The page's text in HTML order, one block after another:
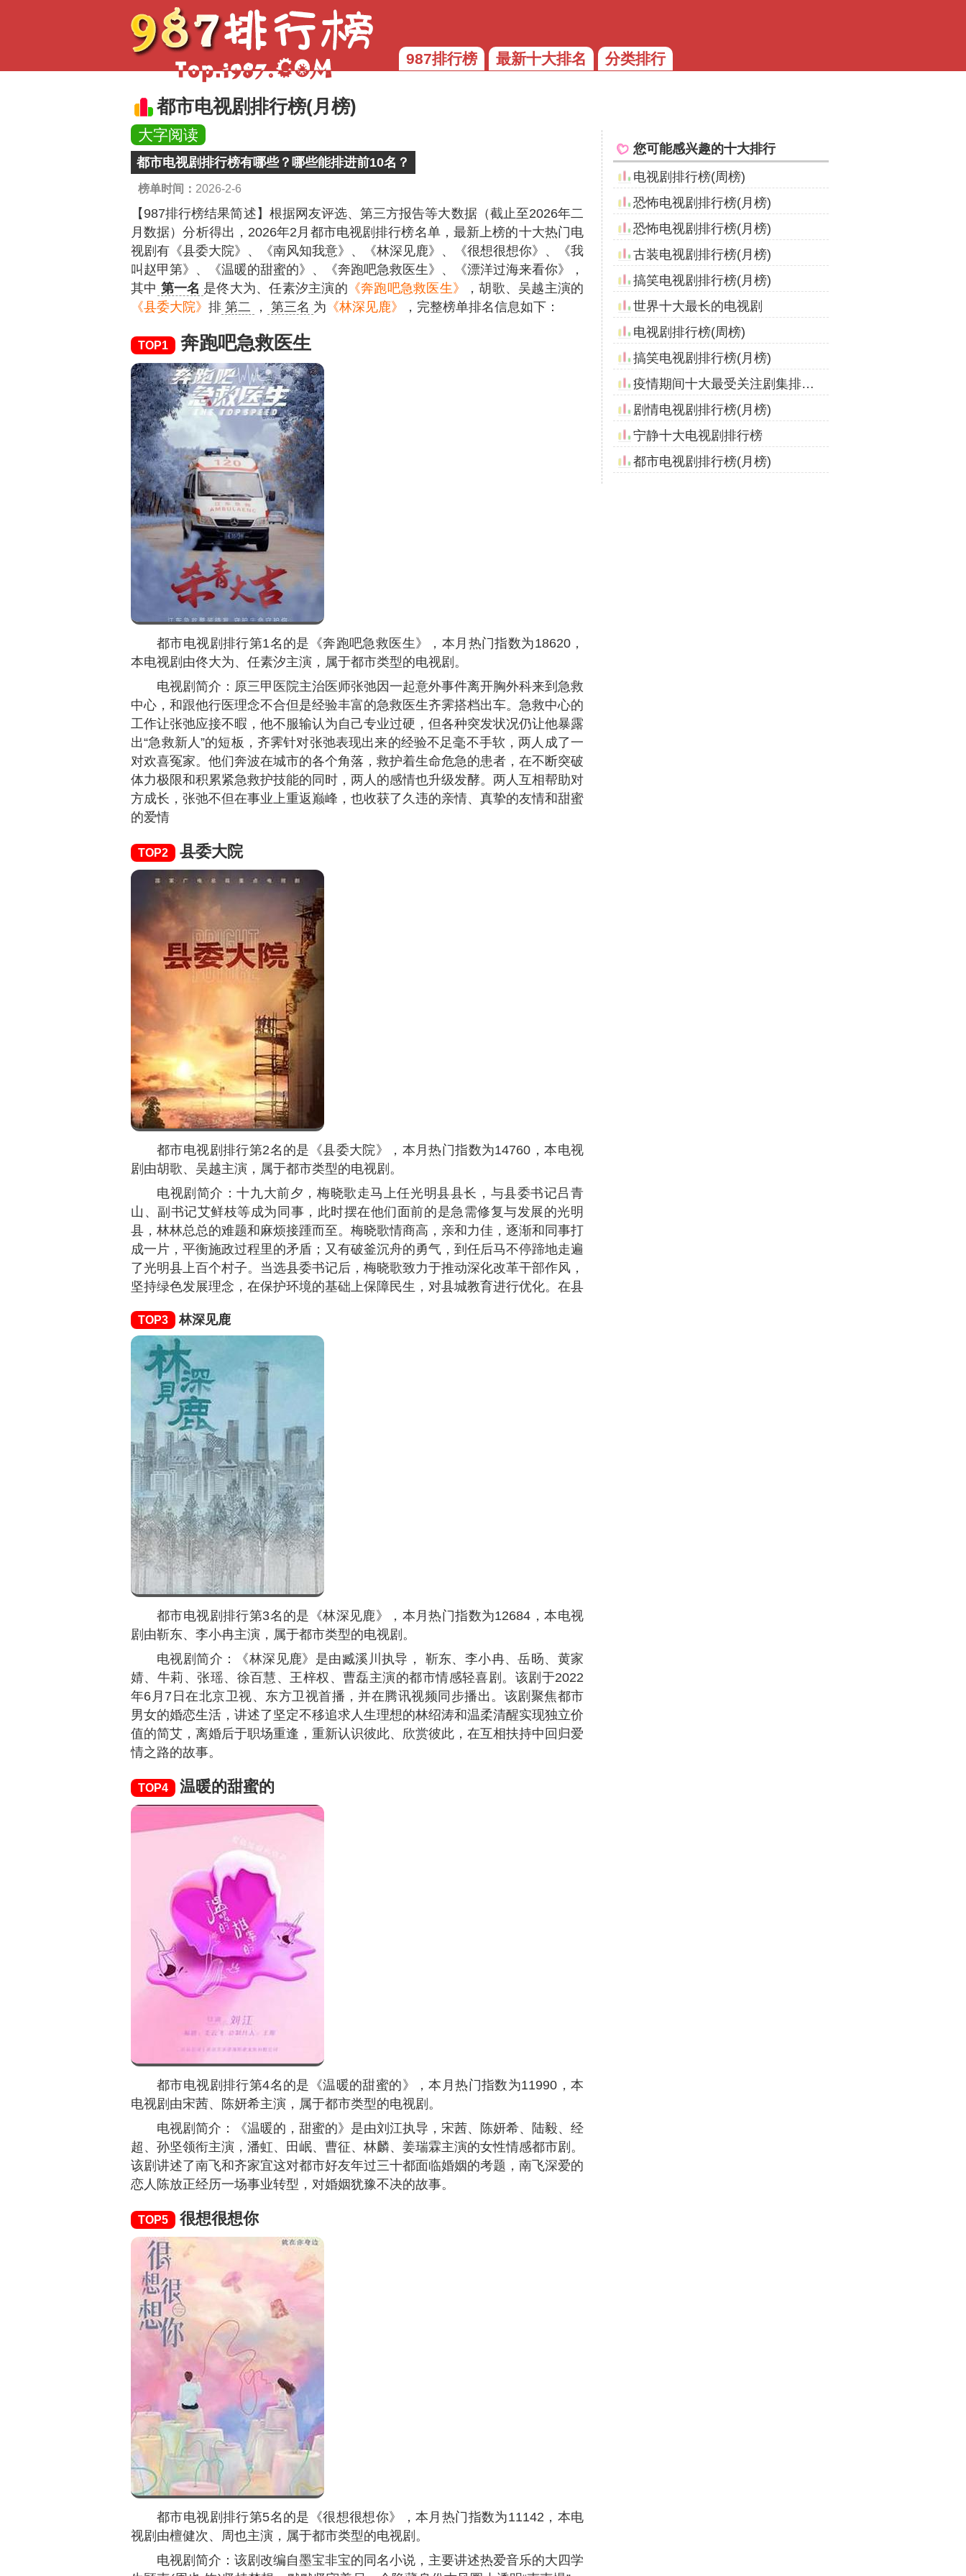
987排行榜 最新十大排名 分类排行
都市电视剧排行榜(月榜)
大字阅读
都市电视剧排行榜有哪些？哪些能排进前10名？
榜单时间： 2026-2-6
【987排行榜结果简述】 根据网友评选、第三方报告等大数据（截止至2026年二
月数据）分析得出，2026年2月都市电视剧排行榜名单，最新上榜的十大热门电
视剧有《县委大院》、《南风知我意》、《林深见鹿》、《很想很想你》、《我
叫赵甲第》、《温暖的甜蜜的》、《奔跑吧急救医生》、《漂洋过海来看你》，
其中 第一名 是佟大为、任素汐主演的 《奔跑吧急救医生》
，胡歌、吴越主演的
《县委大院》 排 第二 ， 第三名 为 《林深见鹿》 ，完整榜单排名信息如下：
TOP1 奔跑吧急救医生
都市电视剧排行第1名的是《奔跑吧急救医生》，本月热门指数为18620，
本电视剧由佟大为、任素汐主演，属于都市类型的电视剧。
电视剧简介：原三甲医院主治医师张弛因一起意外事件离开胸外科来到急救
中心，和跟他行医理念不合但是经验丰富的急救医生齐霁搭档出车。急救中心的
工作让张弛应接不暇，他不服输认为自己专业过硬，但各种突发状况仍让他暴露
出“急救新人”的短板，齐霁针对张弛表现出来的经验不足毫不手软，两人成了一
对欢喜冤家。他们奔波在城市的各个角落，救护着生命危急的患者，在不断突破
体力极限和积累紧急救护技能的同时，两人的感情也升级发酵。两人互相帮助对
方成长，张弛不但在事业上重返巅峰，也收获了久违的亲情、真挚的友情和甜蜜
的爱情
TOP2 县委大院
都市电视剧排行第2名的是《县委大院》，本月热门指数为14760 ，本电视
剧由胡歌、吴越主演，属于都市类型的电视剧。
电视剧简介：十九大前夕，梅晓歌走马上任光明县县长，与县委书记吕青
山、副书记艾鲜枝等成为同事，此时摆在他们面前的是急需修复与发展的光明
县，林林总总的难题和麻烦接踵而至。梅晓歌情商高，亲和力佳，逐渐和同事打
成一片，平衡施政过程里的矛盾；又有破釜沉舟的勇气，到任后马不停蹄地走遍
了光明县上百个村子。当选县委书记后，梅晓歌致力于推动深化改革干部作风，
坚持绿色发展理念，在保护环境的基础上保障民生，对县城教育进行优化。在县
TOP3 林深见鹿
都市电视剧排行第3名的是《林深见鹿》，本月热门指数为12684 ，本电视
剧由靳东、李小冉主演，属于都市类型的电视剧。
电视剧简介：《林深见鹿》是由臧溪川执导， 靳东、李小冉、岳旸、黄家
婧、牛莉、张瑶、徐百慧、王梓权、曹磊主演的都市情感轻喜剧。该剧于2022
年6月7日在北京卫视、东方卫视首播，并在腾讯视频同步播出。该剧聚焦都市
男女的婚恋生活，讲述了坚定不移追求人生理想的林绍涛和温柔清醒实现独立价
值的简艾，离婚后于职场重逢，重新认识彼此、欣赏彼此，在互相扶持中回归爱
情之路的故事。
TOP4 温暖的甜蜜的
都市电视剧排行第4名的是《温暖的甜蜜的》，本月热门指数为11990 ，本
电视剧由宋茜、陈妍希主演，属于都市类型的电视剧。
电视剧简介：《温暖的，甜蜜的》是由刘江执导，宋茜、陈妍希、陆毅、经
超、孙坚领衔主演，潘虹、田岷、曹征、林麟、姜瑞霖主演的女性情感都市剧。
该剧讲述了南飞和齐家宜这对都市好友年过三十都面临婚姻的考题，南飞深爱的
恋人陈放正经历一场事业转型，对婚姻犹豫不决的故事。
TOP5 很想很想你
都市电视剧排行第5名的是《很想很想你》，本月热门指数为11142 ，本电
视剧由檀健次、周也主演，属于都市类型的电视剧。
电视剧简介：该剧改编自墨宝非宝的同名小说，主要讲述热爱音乐的大四学
您可能感兴趣的十大排行
电视剧排行榜(周榜)
恐怖电视剧排行榜(月榜)
恐怖电视剧排行榜(月榜)
古装电视剧排行榜(月榜)
搞笑电视剧排行榜(月榜)
世界十大最长的电视剧
电视剧排行榜(周榜)
搞笑电视剧排行榜(月榜)
疫情期间十大最受关注剧集排行榜（2020年）
剧情电视剧排行榜(月榜)
宁静十大电视剧排行榜
都市电视剧排行榜(月榜)